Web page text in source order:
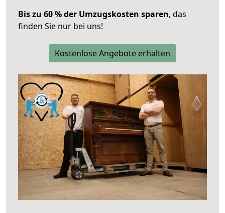
Bis zu 60 % der Umzugskosten sparen, das
finden Sie nur bei uns!
Kostenlose Angebote erhalten